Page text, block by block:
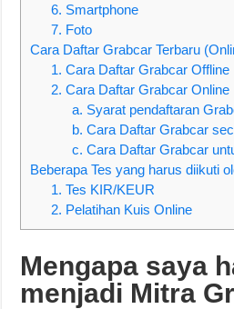
6. Smartphone
7. Foto
Cara Daftar Grabcar Terbaru
1. Cara Daftar Grabcar Offline
2. Cara Daftar Grabcar Online
a. Syarat pendaftaran
b. Cara Daftar Grabcar
c. Cara Daftar Grabcar
Beberapa Tes yang harus diikuti
1. Tes KIR/KEUR
2. Pelatihan Kuis Online
Mengapa saya
menjadi Mitra